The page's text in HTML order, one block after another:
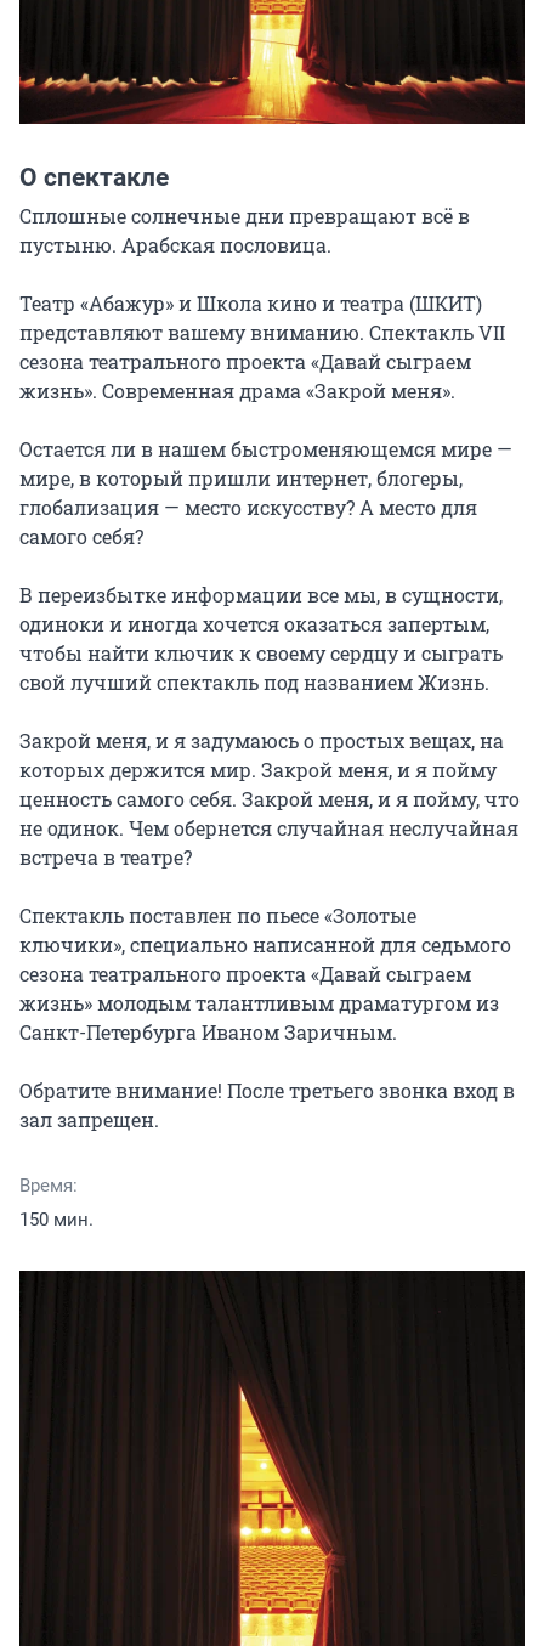
О спектакле
Сплошные солнечные дни превращают всё в
пустыню. Арабская пословица.
Театр «Абажур» и Школа кино и театра (ШКИТ)
представляют вашему вниманию. Спектакль VII
сезона театрального проекта «Давай сыграем
жизнь». Современная драма «Закрой меня».
Остается ли в нашем быстроменяющемся мире —
мире, в который пришли интернет, блогеры,
глобализация — место искусству? А место для
самого себя?
В переизбытке информации все мы, в сущности,
одиноки и иногда хочется оказаться запертым,
чтобы найти ключик к своему сердцу и сыграть
свой лучший спектакль под названием Жизнь.
Закрой меня, и я задумаюсь о простых вещах, на
которых держится мир. Закрой меня, и я пойму
ценность самого себя. Закрой меня, и я пойму, что
не одинок. Чем обернется случайная неслучайная
встреча в театре?
Спектакль поставлен по пьесе «Золотые
ключики», специально написанной для седьмого
сезона театрального проекта «Давай сыграем
жизнь» молодым талантливым драматургом из
Санкт-Петербурга Иваном Заричным.
Обратите внимание! После третьего звонка вход в
зал запрещен.
Время:
150 мин.